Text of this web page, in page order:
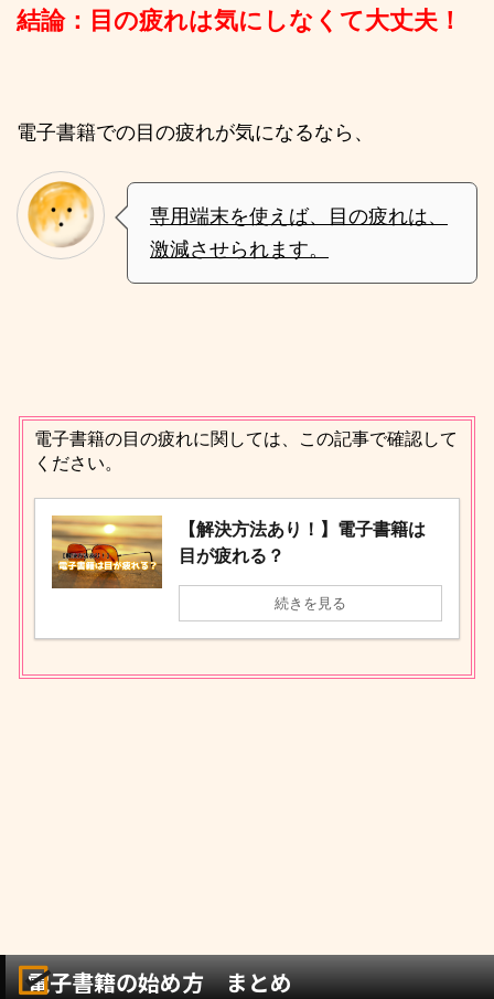
結論：目の疲れは気にしなくて大丈夫！
電子書籍での目の疲れが気になるなら、
専用端末を使えば、目の疲れは、
激減させられます。
電子書籍の目の疲れに関しては、この記事で確認して
ください。
【解決方法あり！】電子書籍は
目が疲れる？
続きを見る
電子書籍の始め方 まとめ